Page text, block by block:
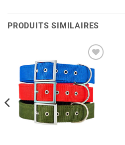
PRODUITS SIMILAIRES
Ajouter
à la liste
de
souhaits